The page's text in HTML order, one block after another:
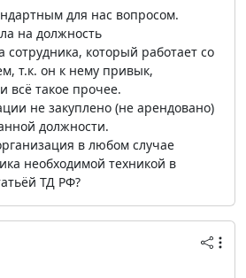
для нас вопросом.
на должность
сотрудника, который работает со
т.к. он к нему привык,
всё такое прочее.
не закуплено (не арендовано)
должности.
в любом случае
необходимой техникой в
ТД РФ?